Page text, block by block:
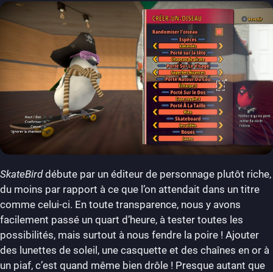
SkateBirddébute par un éditeur de personnage plutôt riche,
du moins par rapport à ce que l’on attendait dans un titre
comme celui-ci. En toute transparence, nous y avons
facilement passé un quart d’heure, à tester toutes les
possibilités, mais surtout à nous fendre la poire ! Ajouter
des lunettes de soleil, une casquette et des chaînes en or à
un piaf, c’est quand même bien drôle ! Presque autant que